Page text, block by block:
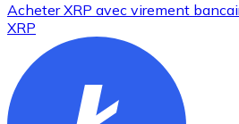
AcheterXRP avec virement
XRP